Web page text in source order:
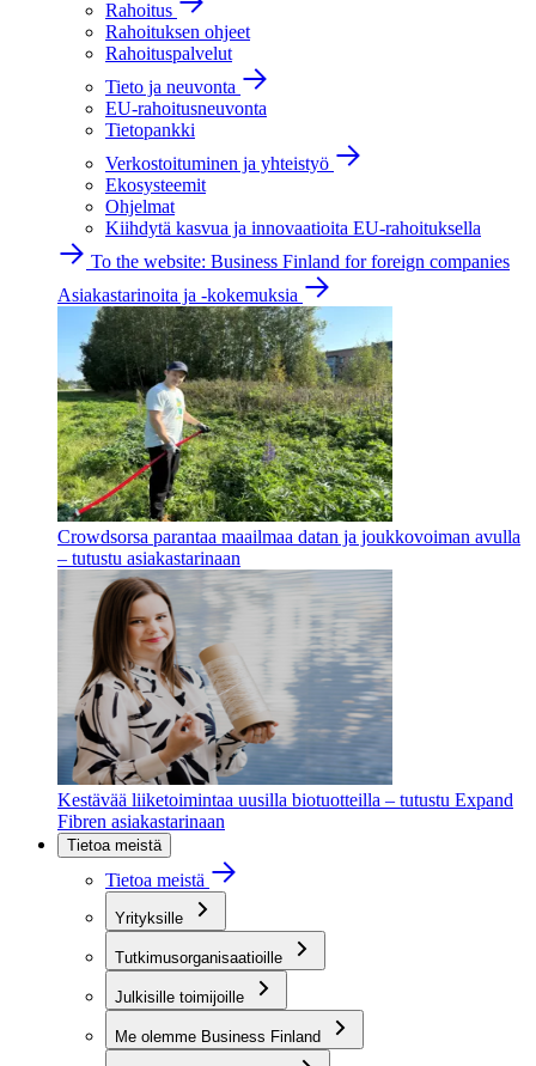
Rahoitus
Rahoituksen ohjeet
Rahoituspalvelut
Tieto ja neuvonta
EU-rahoitusneuvonta
Tietopankki
Verkostoituminen ja yhteistyö
Ekosysteemit
Ohjelmat
Kiihdytä kasvua ja innovaatioita EU-rahoituksella
To the website: Business Finland for foreign companies
Asiakastarinoita ja -kokemuksia
Crowdsorsa parantaa maailmaa datan ja joukkovoiman avulla
– tutustu asiakastarinaan
Kestävää liiketoimintaa uusilla biotuotteilla – tutustu Expand
Fibren asiakastarinaan
Tietoa meistä
Tietoa meistä
Yrityksille
Tutkimusorganisaatioille
Julkisille toimijoille
Me olemme Business Finland